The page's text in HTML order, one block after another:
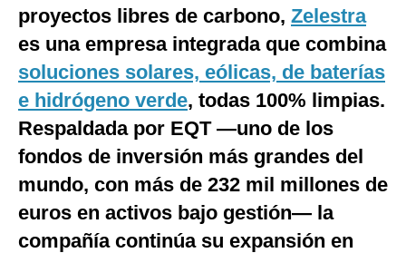
Mix
G de Gestión
Notas Contratadas
Podcast
Gestión TV
Fotogalerías
proyectos libres de carbono, Zelestra
es una empresa integrada que combina
soluciones solares, eólicas, de baterías
e hidrógeno verde, todas 100% limpias.
Respaldada por EQT —uno de los
fondos de inversión más grandes del
mundo, con más de 232 mil millones de
euros en activos bajo gestión— la
compañía continúa su expansión en